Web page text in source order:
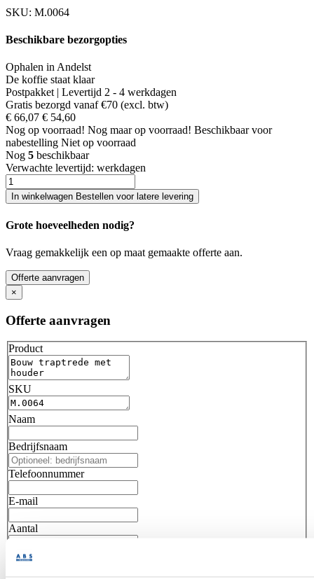
SKU: M.0064
Beschikbare bezorgopties
Ophalen in Andelst
De koffie staat klaar
Postpakket | Levertijd 2 - 4 werkdagen
Gratis bezorgd vanaf €70 (excl. btw)
€ 66,07 € 54,60
Nog op voorraad! Nog maarop voorraad! Beschikbaar voor
nabestelling Niet op voorraad
Nog 5 beschikbaar
Verwachte levertijd: werkdagen
In winkelwagen Bestellen voor latere levering
Grote hoeveelheden nodig?
Vraag gemakkelijk een op maat gemaakte offerte aan.
Offerte aanvragen
×
Offerte aanvragen
Product
SKU
Naam
Bedrijfsnaam
Telefoonnummer
E-mail
Aantal
Opmerking